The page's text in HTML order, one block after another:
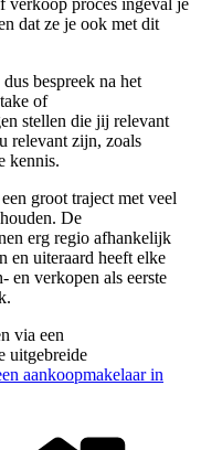
verkoop proces ingeval je
dat ze je ook met dit
bespreek na het
of
stellen die jij relevant
relevant zijn, zoals
kennis.
groot traject met veel
De
erg regio afhankelijk
en uiteraard heeft elke
en verkopen als eerste
via een
uitgebreide
aankoopmakelaar in